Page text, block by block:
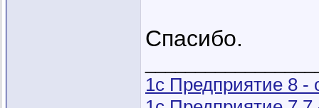
Спасибо.
1с Предприятие 8 -